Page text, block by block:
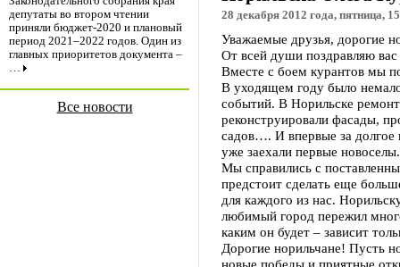
депутаты во втором чтении
приняли бюджет-2020 и плановый
период 2021–2022 годов. Один из
главных приоритетов документа –
…
Все новости
28 декабря 2012 года, пятница,
Уважаемые друзья, дорогие
От всей души поздравляю
Вместе с боем курантов мы
В уходящем году было
событий. В Норильске
реконструировали фасады,
садов…. И впервые за
уже заехали первые новоселы.
Мы справились с
предстоит сделать еще
для каждого из нас.
любимый город пережил
каким он будет – зависит
Дорогие норильчане! Пусть
новые победы и приятные